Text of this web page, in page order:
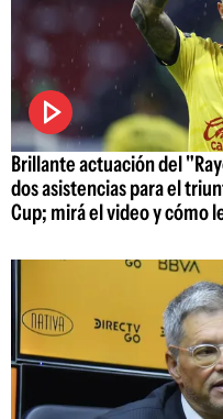
Brillante actuación del
dos asistencias para el
Cup; mirá el video y cómo